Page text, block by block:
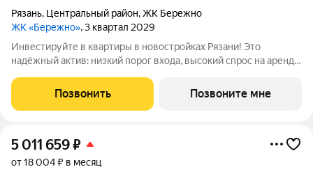
Рязань, Центральный район,ЖК Бережно
ЖК «Бережно», 3 квартал 2029
Инвестируйте в квартиры в новостройках Рязани! Это
надёжный актив: низкий порог входа, высокий спрос на аренду
Жилой квартал «Бережно» это проект класса Бизнес,
созданный с уважением к городу и
Позвонить Позвоните мне
5 011 659₽
от 18 004 ₽ в месяц